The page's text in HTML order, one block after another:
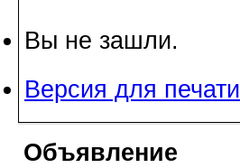
Вы не зашли.
Версия для печати
Объявление